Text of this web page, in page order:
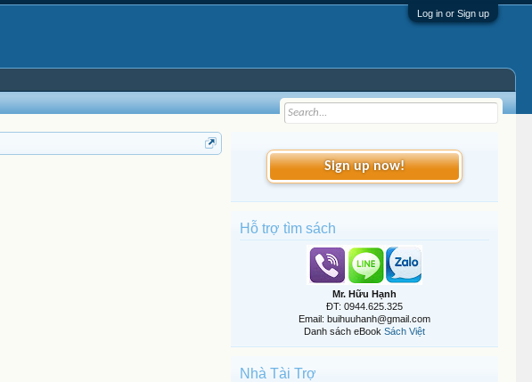
Log in or Sign up
Sign up now!
Hỗ trợ tìm sách
Mr. Hữu Hạnh
ĐT: 0944.625.325
Email: buihuuhanh@gmail.com
Danh sách eBook Sách Việt
Nhà Tài Trợ